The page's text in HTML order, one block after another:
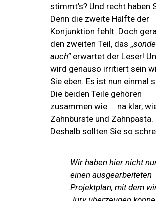
stimmt's? Und recht haben
Denn die zweite Hälfte der
Konjunktion fehlt. Doch
den zweiten Teil, das „
auch“erwartet der Leser!
wird genauso irritiert sein
Sie eben. Es ist nun einmal
Die beiden Teile gehören
zusammen wie ... na klar,
Zahnbürste und Zahnpasta.
Deshalb sollten Sie so
Wir haben hier nicht
einen ausgearbeiteten
Projektplan, mit dem